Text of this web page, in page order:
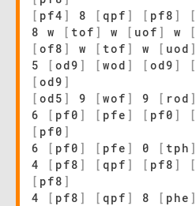
[ pf4 ] 8 [ qpf ] [ pf8 ] [
8 w
[ tof ] w [ uof ] w [
[ of8 ] w [ tof ] w [ uod ]
5
[ od9 ] [ wod ] [ od9 ] [
[ od9 ]
[ od5 ] 9 [ wof ] 9 [ rod ]
6
[ pf0 ] [ pfe ] [ pf0 ] [
[ pf0 ]
6
[ pf0 ] [ pfe ] 0 [ tph ]
4
[ pf8 ] [ qpf ] [ pf8 ] [
[ pf8 ]
4
[ pf8 ] [ qpf ] 8 [ phe ]